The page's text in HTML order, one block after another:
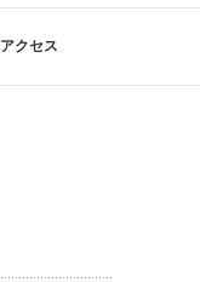
アクセス